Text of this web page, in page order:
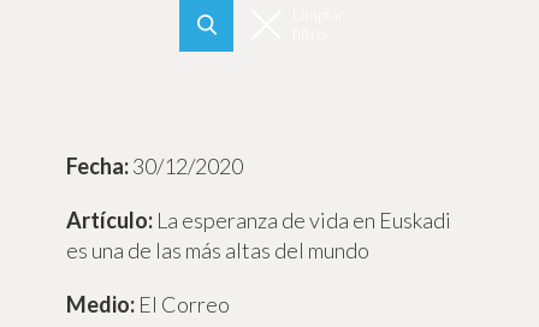
30/12/2020
La esperanza de vida en Euskadi
es una de las más altas del mundo
El Correo